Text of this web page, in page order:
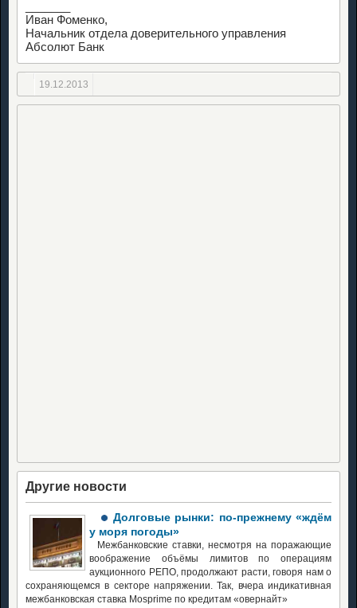
Иван Фоменко,
Начальник отдела доверительного управления
Абсолют Банк
19.12.2013
Другие новости
Долговые рынки: по-прежнему «ждём
у моря погоды»
Межбанковские ставки, несмотря на поражающие
воображение объёмы лимитов по операциям
аукционного РЕПО, продолжают расти, говоря нам о
сохраняющемся в секторе напряжении. Так, вчера индикативная
межбанковская ставка Mosprime по кредитам «овернайт»